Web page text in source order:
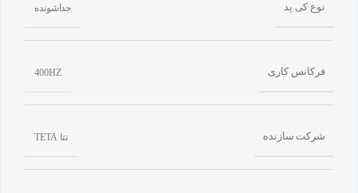
نوع کی پد جداشونده
فرکانس کاری 400HZ
شرکت سازنده تتا TETA